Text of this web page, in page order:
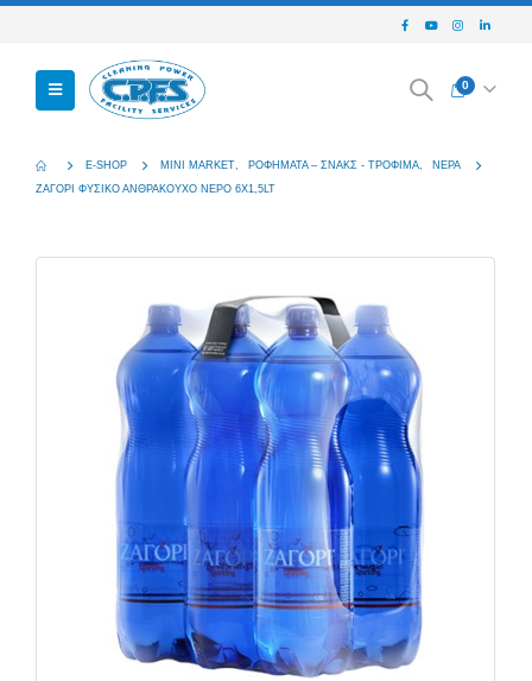
0
E-SHOP MINI MARKET ΡΟΦΉΜΑΤΑ – ΣΝΑΚΣ - ΤΡΌΦΙΜΑ
ΝΕΡΆ
ΖΑΓΟΡΙ ΦΥΣΙΚΟ ΑΝΘΡΑΚΟΥΧΟ ΝΕΡΟ 6Χ1,5LT